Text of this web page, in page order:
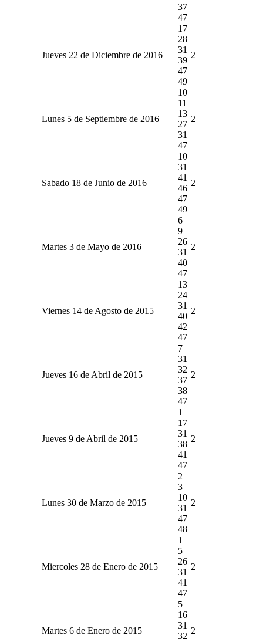
37
47
Jueves 22 de Diciembre de 2016
17
28
31
39
47
49
2
Lunes 5 de Septiembre de 2016
10
11
13
27
31
47
2
Sabado 18 de Junio de 2016
10
31
41
46
47
49
2
Martes 3 de Mayo de 2016
6
9
26
31
40
47
2
Viernes 14 de Agosto de 2015
13
24
31
40
42
47
2
Jueves 16 de Abril de 2015
7
31
32
37
38
47
2
Jueves 9 de Abril de 2015
1
17
31
38
41
47
2
Lunes 30 de Marzo de 2015
2
3
10
31
47
48
2
Miercoles 28 de Enero de 2015
1
5
26
31
41
47
2
Martes 6 de Enero de 2015
5
16
31
32
2